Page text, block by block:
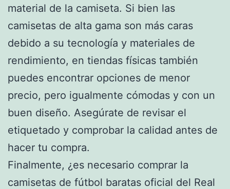
material de la camiseta. Si bien las
camisetas de alta gama son más caras
debido a su tecnología y materiales de
rendimiento, en tiendas físicas también
puedes encontrar opciones de menor
precio, pero igualmente cómodas y con un
buen diseño. Asegúrate de revisar el
etiquetado y comprobar la calidad antes de
hacer tu compra.
Finalmente, ¿es necesario comprar la
camisetas de fútbol baratas oficial del Real